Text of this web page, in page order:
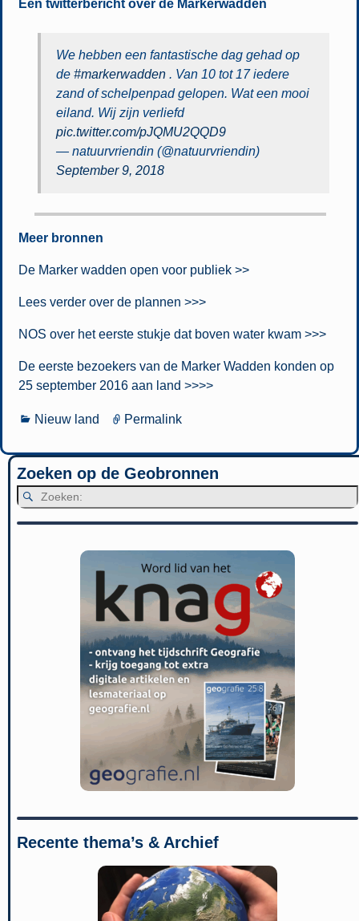
Een twitterbericht over de Markerwadden
We hebben een fantastische dag gehad op
de #markerwadden. Van 10 tot 17 iedere
zand of schelpenpad gelopen. Wat een mooi
eiland. Wij zijn verliefd
pic.twitter.com/pJQMU2QQD9
— natuurvriendin (@natuurvriendin)
September 9, 2018
Meer bronnen
De Marker wadden open voor publiek >>
Lees verder over de plannen >>>
NOS over het eerste stukje dat boven water kwam >>>
De eerste bezoekers van de Marker Wadden konden op
25 september 2016 aan land >>>>
Nieuw land Permalink
Zoeken op de Geobronnen
Recente thema’s & Archief